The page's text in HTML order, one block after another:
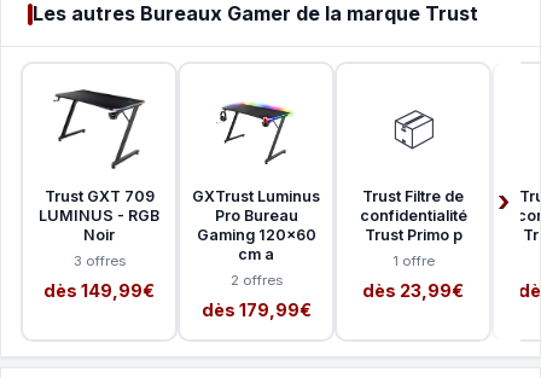
Les autres Bureaux Gamer de la marque Trust
Trust GXT 709
LUMINUS - RGB
Noir
3 offres
dès 149,99€
GXTrust Luminus
Pro Bureau
Gaming 120x60
cm a
2 offres
dès 179,99€
📦
Trust Filtre de
confidentialité
Trust Primo p
1 offre
dès 23,99€